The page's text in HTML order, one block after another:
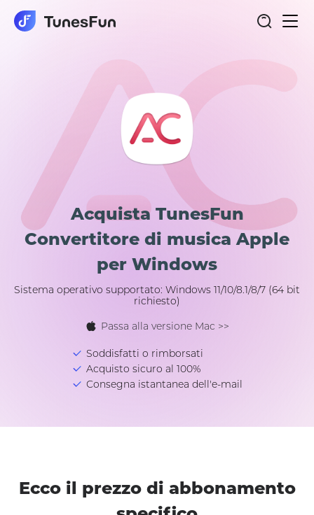
Acquista TunesFun
Convertitore di musica Apple
per Windows
Sistema operativo supportato: Windows 11/10/8.1/8/7 (64 bit
richiesto)
Passa alla versione Mac >>
Soddisfatti o rimborsati
Acquisto sicuro al 100%
Consegna istantanea dell'e-mail
Ecco il prezzo di abbonamento